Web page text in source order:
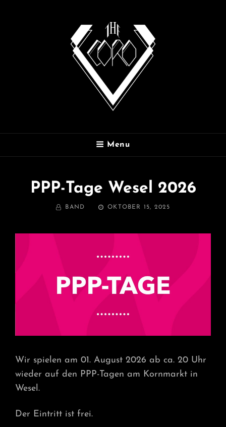
THE CORO
Menu
PPP-Tage Wesel 2026
BY BAND
POSTED
OKTOBER 15, 2025
Wir spielen am 01. August 2026 ab ca. 20 Uhr
wieder auf den PPP-Tagen am Kornmarkt in
Wesel.
Der Eintritt ist frei.